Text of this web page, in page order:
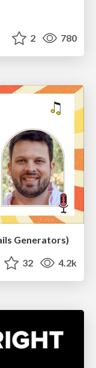
2 780
Generators)
32 4.2k